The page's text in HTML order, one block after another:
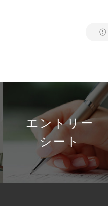
エントリー
シート